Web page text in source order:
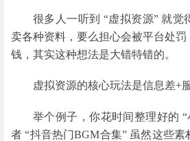
很多人一听到 “虚拟资源” 就觉
卖各种资料，要么担心会被平台处
钱，其实这种想法是大错特错的。
虚拟资源的核心玩法是信息差+
举个例子，你花时间整理好的
者 “抖音热门BGM合集” 虽然这些